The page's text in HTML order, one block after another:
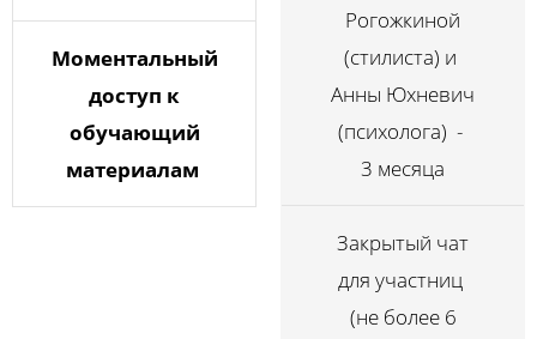
Моментальный
доступ к
обучающий
материалам
Рогожкиной
(стилиста) и
Анны Юхневич
(психолога) -
3 месяца
Закрытый чат
для участниц
(не более 6